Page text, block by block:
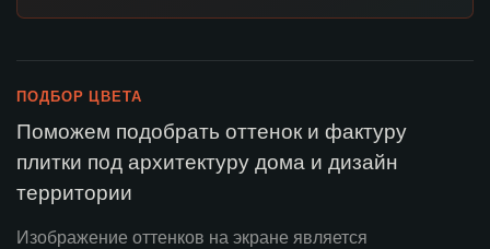
ПОДБОР ЦВЕТА
Поможем подобрать оттенок и фактуру
плитки под архитектуру дома и дизайн
территории
Изображение оттенков на экране является